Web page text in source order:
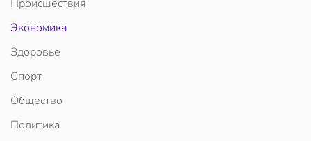
Происшествия
Экономика
Здоровье
Спорт
Общество
Политика